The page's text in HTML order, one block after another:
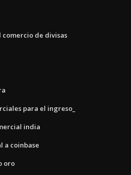
de divisas
para el ingreso_
india
a coinbase
oro